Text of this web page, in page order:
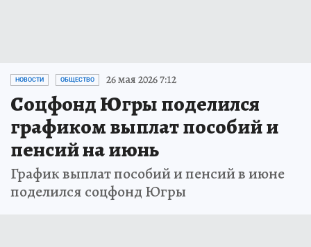
НОВОСТИ ОБЩЕСТВО 26 мая 2026 7:12
Соцфонд Югры поделился
графиком выплат пособий и
пенсий на июнь
График выплат пособий и пенсий в июне
поделился соцфонд Югры